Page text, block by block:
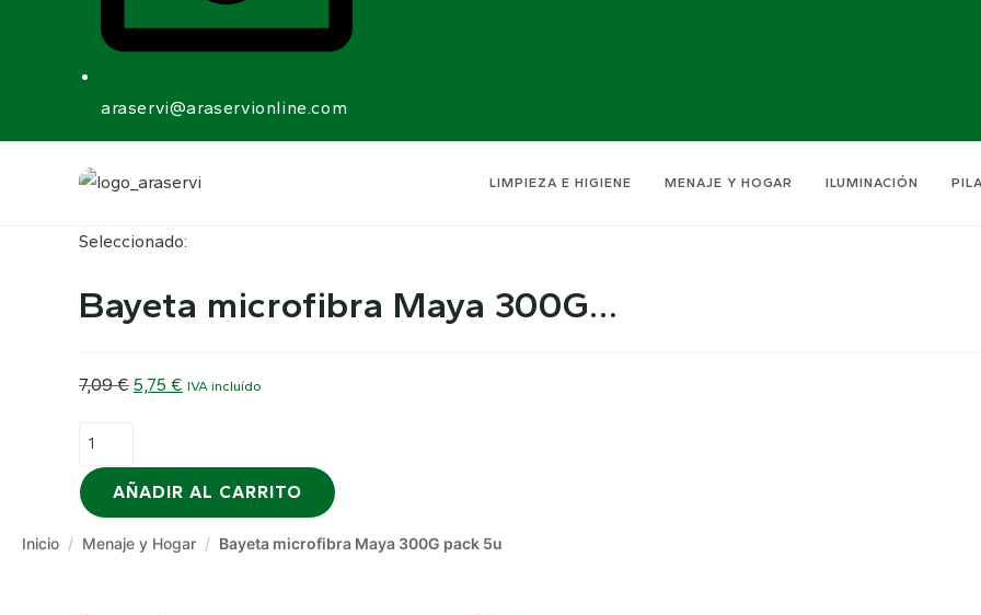
araservi@araservionline.com
LIMPIEZA E HIGIENE MENAJE Y HOGAR ILUMINACIÓN
Seleccionado:
Bayeta microfibra Maya 300G…
7,09€ El
era:
7,09 €.
5,75 € El
es:
5,75 €.
IVA incluído
Bayeta
Maya
300G
pack
AÑADIR AL CARRITO
Inicio / Menaje y Hogar / Bayeta microfibra Maya 300G pack 5u